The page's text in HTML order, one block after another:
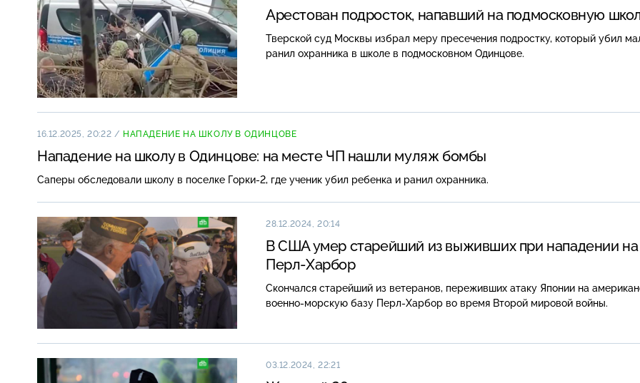
Арестован подросток, напавший на подмосковную
Тверской суд Москвы избрал меру пресечения подростку, который убил
ранил охранника в школе в подмосковном Одинцове.
16.12.2025, 20:22 / НАПАДЕНИЕ НА ШКОЛУ В ОДИНЦОВЕ
Нападение на школу в Одинцове: на месте ЧП нашли муляж бомбы
Саперы обследовали школу в поселке Горки-2, где ученик убил ребенка и ранил охранника.
28.12.2024, 20:14
В США умер старейший из выживших при нападении на
Перл-Харбор
Скончался старейший из ветеранов, переживших атаку Японии на
военно-морскую базу Перл-Харбор во время Второй мировой войны.
03.12.2024, 22:21